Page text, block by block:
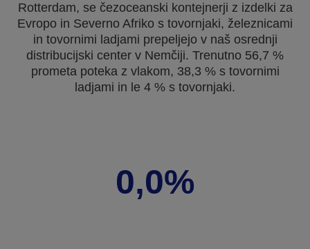
Rotterdam, se čezoceanski kontejnerji z izdelki za
Evropo in Severno Afriko s tovornjaki, železnicami
in tovornimi ladjami prepeljejo v naš osrednji
distribucijski center v Nemčiji. Trenutno 56,7 %
prometa poteka z vlakom, 38,3 % s tovornimi
ladjami in le 4 % s tovornjaki.